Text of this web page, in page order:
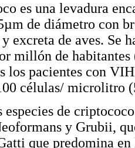
es una levadura
de diámetro con
excreta de aves. Se
millón de
los pacientes con
células/ microlitro
especies de
y Grubii,
que predomina